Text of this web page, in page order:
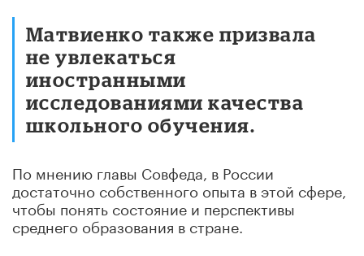
Матвиенко также призвала
не увлекаться
иностранными
исследованиями качества
школьного обучения.
По мнению главы Совфеда, в России
достаточно собственного опыта в этой сфере,
чтобы понять состояние и перспективы
среднего образования в стране.